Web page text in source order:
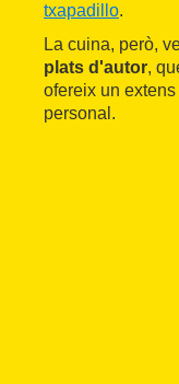
txapadillo.
La cuina, però,
plats d'autor,
ofereix un
personal.